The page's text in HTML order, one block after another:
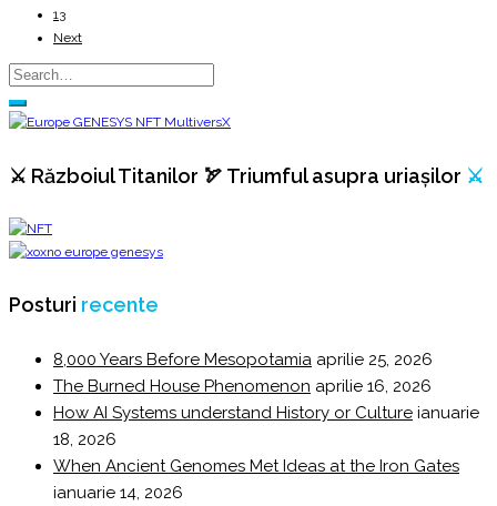
13
Next
⚔️ Războiul Titanilor 🏹 Triumful asupra uriașilor ⚔️
Posturi recente
8,000 Years Before Mesopotamia aprilie 25, 2026
The Burned House Phenomenon aprilie 16, 2026
How AI Systems understand History or Culture ianuarie
18, 2026
When Ancient Genomes Met Ideas at the Iron Gates
ianuarie 14, 2026